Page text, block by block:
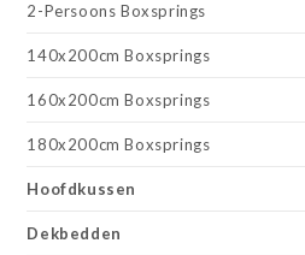
2-Persoons Boxsprings
140x200cm Boxsprings
160x200cm Boxsprings
180x200cm Boxsprings
Hoofdkussen
Dekbedden